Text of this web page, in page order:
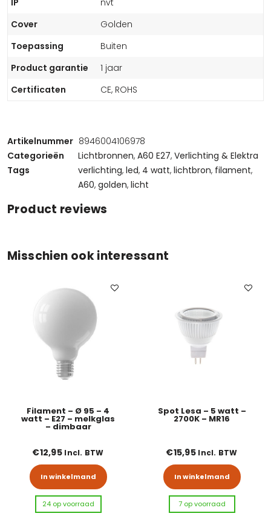
IP
nvt
Cover
Golden
Toepassing
Buiten
Product garantie
1 jaar
Certificaten
CE, ROHS
Artikelnummer 8946004106978
Categorieën
Lichtbronnen, A60 E27, Verlichting & Elektra
Tags
verlichting, led, 4 watt, lichtbron, filament,
A60, golden, licht
Product reviews
Misschien ook interessant
Filament – Ø 95 – 4
watt – E27 – melkglas
– dimbaar
€12,95 Incl. BTW
In winkelmand
24 op voorraad
Spot Lesa – 5 watt –
2700K – MR16
€15,95 Incl. BTW
In winkelmand
7 op voorraad